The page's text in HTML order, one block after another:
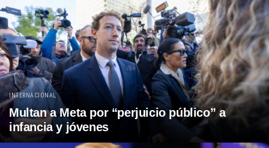
INTERNACIONAL
Multan a Meta por “perjuicio público” a
infancia y jóvenes